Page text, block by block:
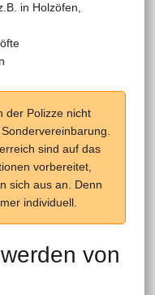
in Holzöfen,
der Polizze nicht
sind auf das
vorbereitet,
sich aus an. Denn
individuell.
von